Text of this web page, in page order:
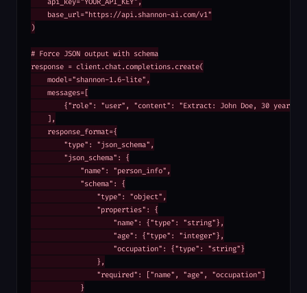
    base_url="https://api.shannon-ai.com/v1"
)
# Force JSON output with schema
response = client.chat.completions.create(
    model="shannon-1.6-lite",
    messages=[
{"role": "user", "content": "Extract: John Doe, 30 years
    ],
    response_format={
        "type": "json_schema",
        "json_schema": {
            "name": "person_info",
            "schema": {
                "type": "object",
                "properties": {
                    "name": {"type": "string"},
                    "age": {"type": "integer"},
                    "occupation": {"type": "string"}
                },
                "required": ["name", "age", "occupation"]
            }